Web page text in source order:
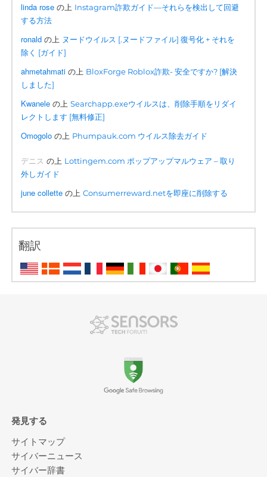
linda rose の上 Instagram詐欺ガイド—それらを検出して回避
する方法
ronald の上 ヌードウイルス [.ヌードファイル] 復号化 + それを
除く [ガイド]
ahmetahmati の上 BloxForge Roblox詐欺- 安全ですか? [解決
しました]
Kwanele の上Searchapp.exeウイルスは、削除手順をリダイ
レクトします [無料修正]
Omogolo の上 Phumpauk.com ウイルス除去ガイド
デニス の上 Lottingem.com ポップアップマルウェア – 取り
外しガイド
june collette の上Consumerreward.netを即座に削除する
翻訳
発見する
サイトマップ
サイバーニュース
サイバー辞書